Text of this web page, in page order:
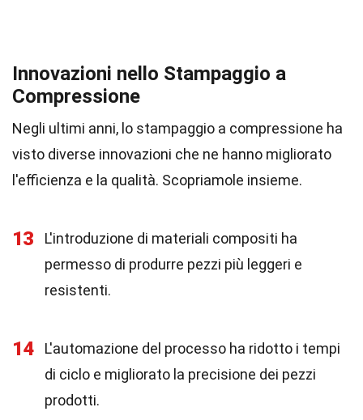
Innovazioni nello Stampaggio a
Compressione
Negli ultimi anni, lo stampaggio a compressione ha
visto diverse innovazioni che ne hanno migliorato
l'efficienza e la qualità. Scopriamole insieme.
13
L'introduzione di materiali compositi ha
permesso di produrre pezzi più leggeri e
resistenti.
14
L'automazione del processo ha ridotto i tempi
di ciclo e migliorato la precisione dei pezzi
prodotti.